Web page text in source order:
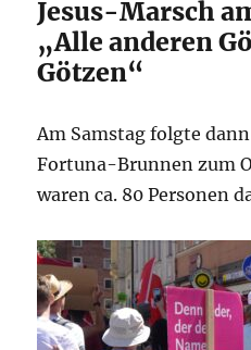
Jesus-Marsch
„Alle anderen
Götzen“
Am Samstag folgte
Fortuna-Brunnen zum
waren ca. 80 Personen